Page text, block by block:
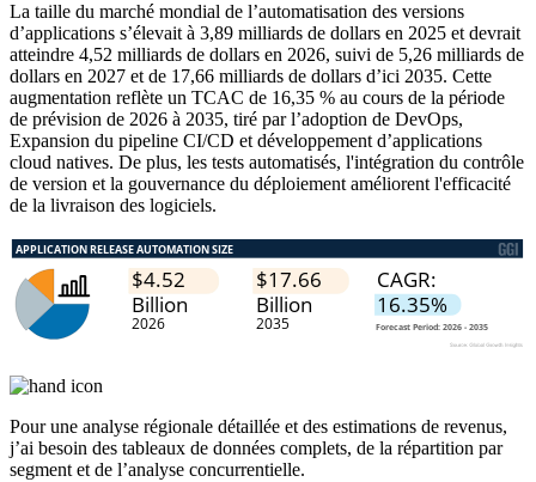
La taille du marché mondial de l’automatisation des versions
d’applications s’élevait à 3,89 milliards de dollars en 2025 et devrait
atteindre 4,52 milliards de dollars en 2026, suivi de 5,26 milliards de
dollars en 2027 et de 17,66 milliards de dollars d’ici 2035. Cette
augmentation reflète un TCAC de 16,35 % au cours de la période
de prévision de 2026 à 2035, tiré par l’adoption de DevOps,
Expansion du pipeline CI/CD et développement d’applications
cloud natives. De plus, les tests automatisés, l'intégration du contrôle
de version et la gouvernance du déploiement améliorent l'efficacité
de la livraison des logiciels.
Pour une analyse régionale détaillée et des estimations de revenus,
j’ai besoin des tableaux de données complets, de la répartition par
segment et de l’analyse concurrentielle.